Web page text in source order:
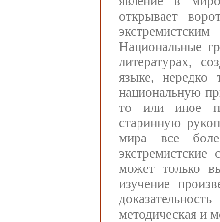
открывает
Национальные
литературах,
языке, нередко
национальную
то или иное
старинную
мира все
может только
изучение
методическая и